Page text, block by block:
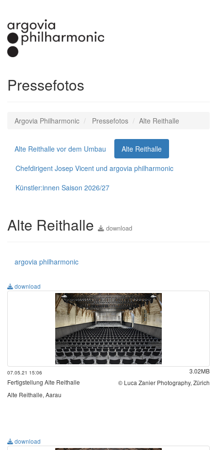
Pressefotos
Argovia Philharmonic Pressefotos Alte Reithalle
Alte Reithalle vor dem Umbau
Alte Reithalle
Chefdirigent Josep Vicent und argovia philharmonic
Künstler:innen Saison 2026/27
Alte Reithalle download
argovia philharmonic
download
07.05.21 15:06
3.02MB
© Luca Zanier Photography, Zürich
Fertigstellung Alte Reithalle
Alte Reithalle, Aarau
download